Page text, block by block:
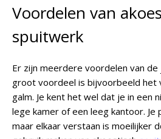
Voordelen van
spuitwerk
Er zijn meerdere voordelen van de
groot voordeel is bijvoorbeeld het
galm. Je kent het wel dat je in een
lege kamer of een leeg kantoor. Je
maar elkaar verstaan is moeilijker